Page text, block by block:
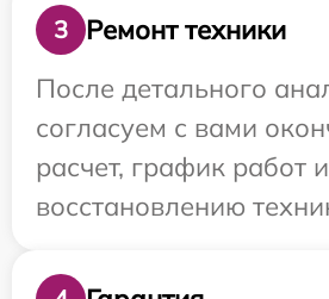
3
Ремонт техники
После детального
согласуем с вами
расчет, график работ
восстановлению